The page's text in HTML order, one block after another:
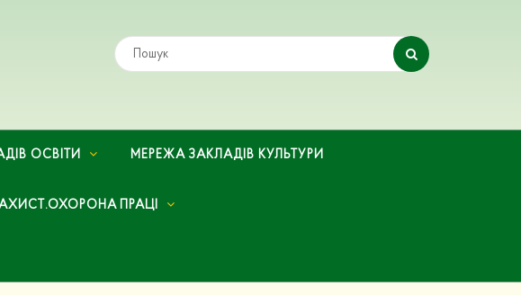
ОСВІТИ МЕРЕЖА ЗАКЛАДІВ КУЛЬТУРИ
ПРАЦІ